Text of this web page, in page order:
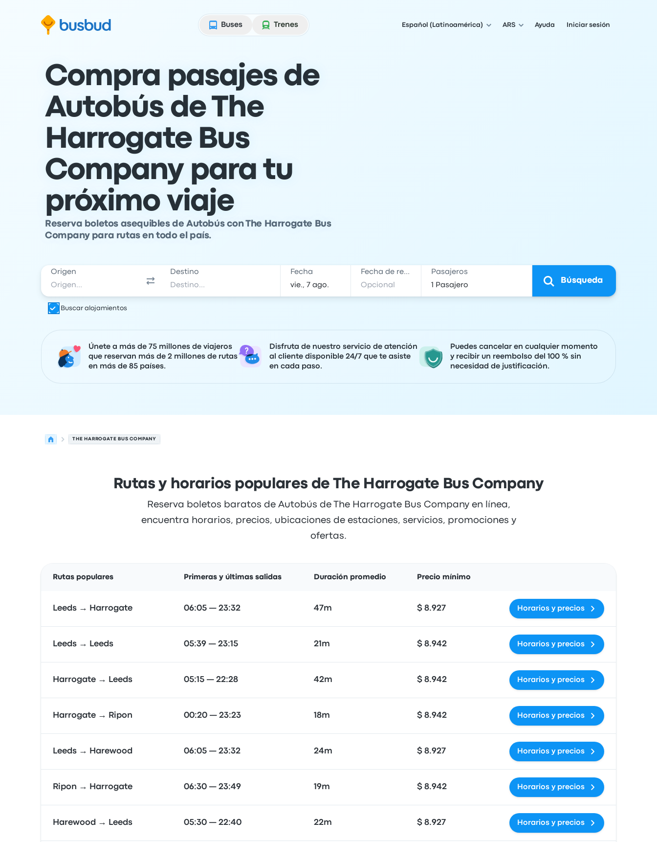
Buses
Trenes Español (Latinoamérica) ARS Ayuda Iniciar sesión
Compra pasajes de
Autobús de The
Harrogate Bus
Company para tu
próximo viaje
Reserva boletos asequibles de Autobús con The Harrogate Bus
Company para rutas en todo el país.
Origen Destino Fecha Fecha de regreso Pasajeros
Búsqueda
Buscar alojamientos
Únete a más de 75 millones de viajeros
que reservan más de 2 millones de rutas
en más de 85 países.
Disfruta de nuestro servicio de atención
al cliente disponible 24/7 que te asiste
en cada paso.
Puedes cancelar en cualquier momento
y recibir un reembolso del 100 % sin
necesidad de justificación.
THE HARROGATE BUS COMPANY
Rutas y horarios populares de The Harrogate Bus Company
Reserva boletos baratos de Autobús de The Harrogate Bus Company en línea,
encuentra horarios, precios, ubicaciones de estaciones, servicios, promociones y
ofertas.
Rutas populares Primeras y últimas salidas Duración promedio Precio mínimo
Leeds → Harrogate 06:05 — 23:32 47m $ 8.927 Horarios y precios
Leeds → Leeds 05:39 — 23:15 21m $ 8.942 Horarios y precios
Harrogate → Leeds 05:15 — 22:28 42m $ 8.942 Horarios y precios
Harrogate → Ripon 00:20 — 23:23 18m $ 8.942 Horarios y precios
Leeds → Harewood 06:05 — 23:32 24m $ 8.927 Horarios y precios
Ripon → Harrogate 06:30 — 23:49 19m $ 8.942 Horarios y precios
Harewood → Leeds 05:30 — 22:40 22m $ 8.927 Horarios y precios